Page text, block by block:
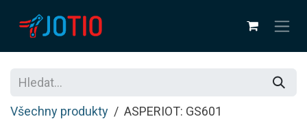
Všechny produkty ASPERIOT: GS601